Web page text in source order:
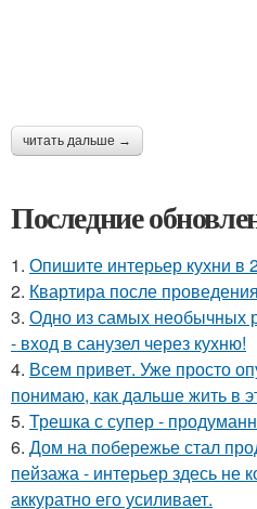
читать дальше →
Последние
1. Опишите интерьер кухни в
2. Квартира после
3. Одно из самых необычных
- вход в санузел через кухню!
4. Всем привет. Уже просто
понимаю, как дальше жить в
5. Трешка с супер -
6. Дом на побережье стал
пейзажа - интерьер здесь не
аккуратно его усиливает.